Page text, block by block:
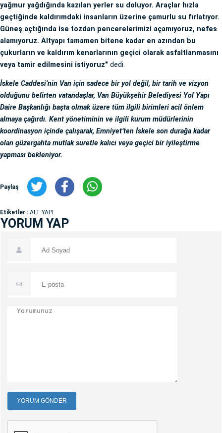
yağmur yağdığında kazılan yerler su doluyor. Araçlar hızla
geçtiğinde kaldırımdaki insanların üzerine çamurlu su fırlatıyor.
Güneş açtığında ise tozdan pencerelerimizi açamıyoruz, nefes
alamıyoruz. Altyapı tamamen bitene kadar en azından bu
çukurların ve kaldırım kenarlarının geçici olarak asfaltlanmasını
veya tamir edilmesini istiyoruz" dedi.
İskele Caddesi’nin Van için sadece bir yol değil, bir tarih ve vizyon
olduğunu belirten vatandaşlar, Van Büyükşehir Belediyesi Yol Yapı
Daire Başkanlığı başta olmak üzere tüm ilgili birimleri acil önlem
almaya çağırdı. Kent yönetiminin ve ilgili kurum müdürlerinin
koordinasyon içinde çalışarak, Emniyet’ten İskele son durağa kadar
olan güzergahta mutlak suretle kalıcı veya geçici bir iyileştirme
yapması bekleniyor.
Paylaş
Etiketler : ALT YAPI
YORUM YAP
YORUM GÖNDER